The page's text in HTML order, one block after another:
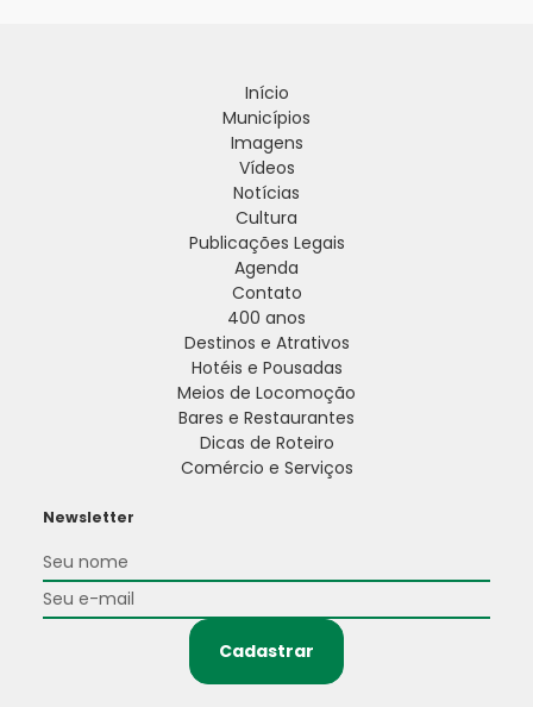
Início
Municípios
Imagens
Vídeos
Notícias
Cultura
Publicações Legais
Agenda
Contato
400 anos
Destinos e Atrativos
Hotéis e Pousadas
Meios de Locomoção
Bares e Restaurantes
Dicas de Roteiro
Comércio e Serviços
Newsletter
Cadastrar